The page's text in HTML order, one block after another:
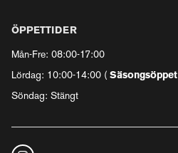
ÖPPETTIDER
Mån-Fre: 08:00-17:00
Lördag: 10:00-14:00 ( Säsongsöppet
Söndag: Stängt